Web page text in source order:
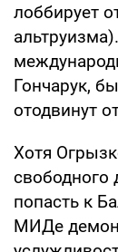
лоббирует
Гончарук,
отодвинут
Хотя
свободного
попасть к
МИДе